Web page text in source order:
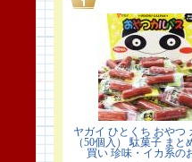
ヤガイ ひとくち おやつ
（50個入） 駄菓子 まと
買い 珍味・イカ系の